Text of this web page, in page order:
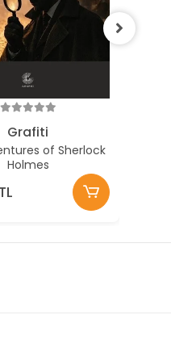
Grafiti
of Sherlock
Holmes